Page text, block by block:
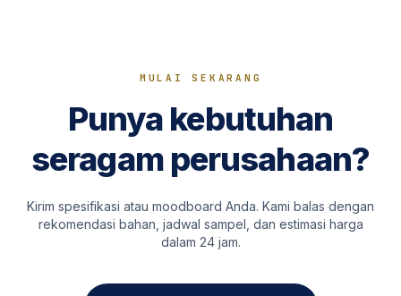
MULAI SEKARANG
Punya kebutuhan
seragam perusahaan?
Kirim spesifikasi atau moodboard Anda. Kami balas dengan
rekomendasi bahan, jadwal sampel, dan estimasi harga
dalam 24 jam.